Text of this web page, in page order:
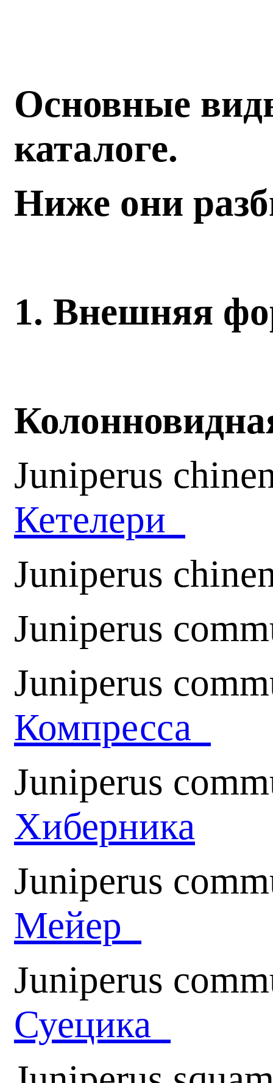
Основные
каталоге.
Ниже они
1. Внешняя
Juniperus
Кетелери
Juniperus
Juniperus
Juniperus
Компресса
Juniperus
Хиберника
Juniperus
Мейер
Juniperus
Суецика